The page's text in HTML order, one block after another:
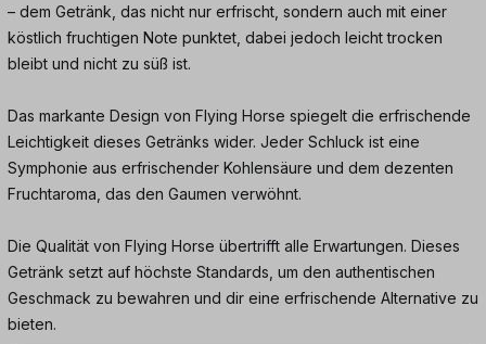
– dem Getränk, das nicht nur erfrischt, sondern auch mit einer
köstlich fruchtigen Note punktet, dabei jedoch leicht trocken
bleibt und nicht zu süß ist.
Das markante Design von Flying Horse spiegelt die erfrischende
Leichtigkeit dieses Getränks wider. Jeder Schluck ist eine
Symphonie aus erfrischender Kohlensäure und dem dezenten
Fruchtaroma, das den Gaumen verwöhnt.
Die Qualität von Flying Horse übertrifft alle Erwartungen. Dieses
Getränk setzt auf höchste Standards, um den authentischen
Geschmack zu bewahren und dir eine erfrischende Alternative zu
bieten.